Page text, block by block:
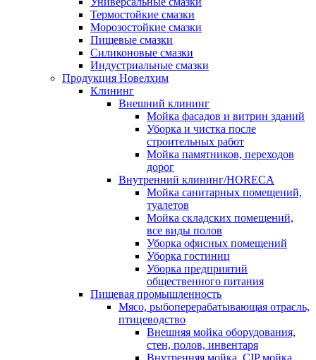
Термостойкие смазки
Морозостойкие смазки
Пищевые смазки
Силиконовые смазки
Индустриальные смазки
Продукция Новелхим
Клининг
Внешний клининг
Мойка фасадов и витрин зданий
Уборка и чистка после
строительных работ
Мойка памятников, переходов
дорог
Внутренний клининг/HORECA
Мойка санитарных помещений,
туалетов
Мойка складских помещений,
все виды полов
Уборка офисных помещений
Уборка гостиниц
Уборка предприятий
общественного питания
Пищевая промышленность
Мясо, рыбоперерабатывающая отрасль,
птицеводство
Внешняя мойка оборудования,
стен, полов, инвентаря
Внутренняя мойка, CIP мойка